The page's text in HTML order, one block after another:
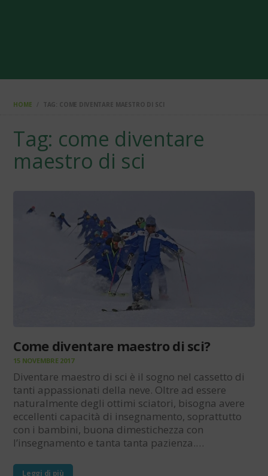
HOME TAG: COME DIVENTARE MAESTRO DI SCI
Tag: come diventare
maestro di sci
Come diventare maestro di sci?
15 NOVEMBRE 2017
Diventare maestro di sci è il sogno nel cassetto di
tanti appassionati della neve. Oltre ad essere
naturalmente degli ottimi sciatori, bisogna avere
eccellenti capacità di insegnamento, soprattutto
con i bambini, buona dimestichezza con
l’insegnamento e tanta tanta pazienza.…
Leggi di più